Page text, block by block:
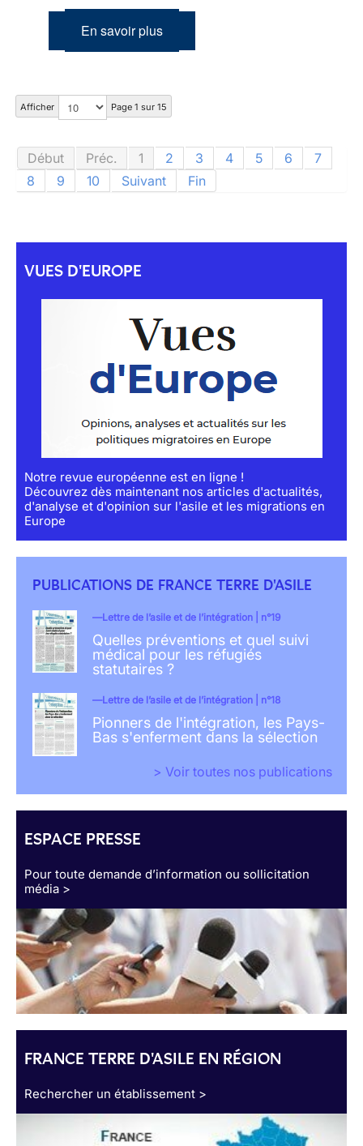
En savoir plus
Afficher Page 1 sur 15
Début Préc. 1 2 3 4 5 6
7
8
9 10 Suivant Fin
VUES D'EUROPE
Notre revue européenne est en ligne !
Découvrez dès maintenant nos articles d'actualités,
d'analyse et d'opinion sur l'asile et les migrations en
Europe
PUBLICATIONS DE FRANCE TERRE D'ASILE
Lettre de l’asile et de l’intégration | n°19
Quelles préventions et quel suivi
médical pour les réfugiés
statutaires ?
Lettre de l’asile et de l’intégration | n°18
Pionners de l'intégration, les Pays-
Bas s'enferment dans la sélection
> Voir toutes nos publications
ESPACE PRESSE
Pour toute demande d’information ou sollicitation
média >
FRANCE TERRE D'ASILE EN RÉGION
Rechercher un établissement >